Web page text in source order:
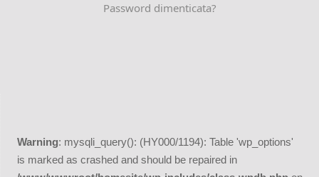
Password dimenticata?
Warning: mysqli_query(): (HY000/1194): Table 'wp_options'
is marked as crashed and should be repaired in